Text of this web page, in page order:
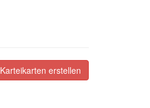
Karteikarten erstellen